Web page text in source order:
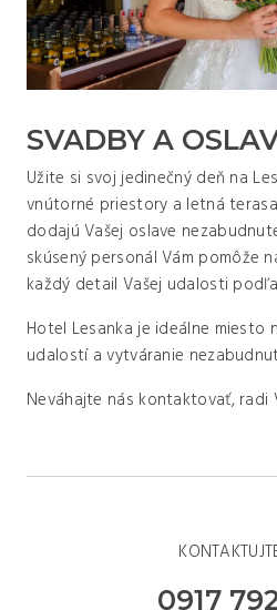
SVADBY A
Užite si svoj jedinečný deň na
vnútorné priestory a letná
dodajú Vašej oslave
skúsený personál Vám pomôže
každý detail Vašej udalosti
Hotel Lesanka je ideálne miesto
udalostí a vytváranie
Neváhajte nás kontaktovať, radi
0917